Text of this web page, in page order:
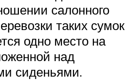
салонного
таких сумок
одно место на
над
сиденьями.